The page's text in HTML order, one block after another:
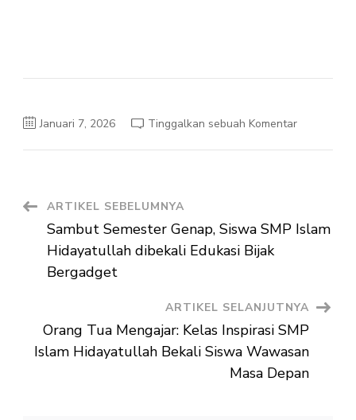
Januari 7, 2026 Tinggalkan sebuah Komentarpada
Adakan
Pelatihan
Navigasi
Artikel
ARTIKEL SEBELUMNYA
Sambut Semester Genap, Siswa SMP Islam
Hidayatullah dibekali Edukasi Bijak
Bergadget
ARTIKEL SELANJUTNYA
Orang Tua Mengajar: Kelas Inspirasi SMP
Islam Hidayatullah Bekali Siswa Wawasan
Masa Depan